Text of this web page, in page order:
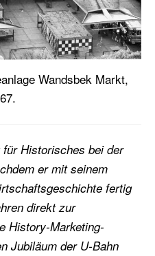
Wandsbek Markt,
Historisches bei der
er mit seinem
fertig
direkt zur
History-Marketing-
Jubiläum der U-Bahn